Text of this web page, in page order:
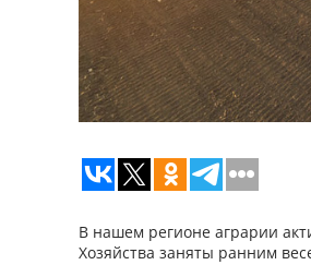
В нашем регионе аграрии
Хозяйства заняты ранним